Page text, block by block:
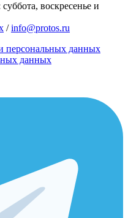
воскресенье и
/info@protos.ru
персональных данных
данных